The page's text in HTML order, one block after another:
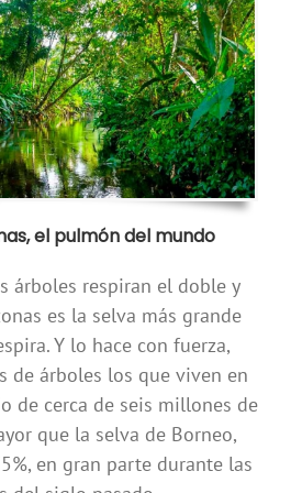
el pulmón del mundo
árboles respiran el doble y
es la selva más grande
Y lo hace con fuerza,
de árboles los que viven en
de cerca de seis millones de
que la selva de Borneo,
en gran parte durante las